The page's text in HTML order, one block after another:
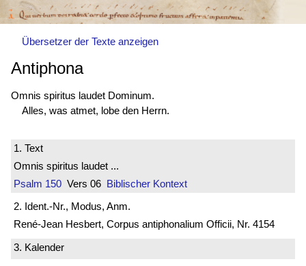
Übersetzer der Texte anzeigen
Antiphona
Omnis spiritus laudet Dominum.
Alles, was atmet, lobe den Herrn.
1. Text
Omnis spiritus laudet ...
Psalm 150 Vers 06 Biblischer Kontext
2. Ident.-Nr., Modus, Anm.
René-Jean Hesbert, Corpus antiphonalium Officii, Nr. 4154
3. Kalender